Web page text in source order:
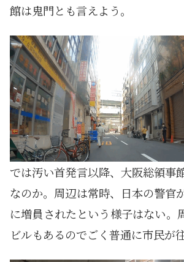
館は鬼門とも言えよう。
では汚い首発言以降、大阪総領事
なのか。周辺は常時、日本の警官
に増員されたという様子はない。
ビルもあるのでごく普通に市民が